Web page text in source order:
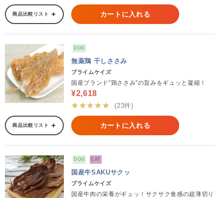
商品比較リスト カートに入れる
DOG
無薬鶏 干しささみ
プライムケイズ
国産ブランド“鶏ささみ”の旨みをギュッと凝縮！
¥2,618
★★★★★
(23件)
商品比較リスト カートに入れる
DOG CAT
国産牛SAKUサクッ
プライムケイズ
国産牛肉の栄養がギュッ！サクサク食感の超薄切り